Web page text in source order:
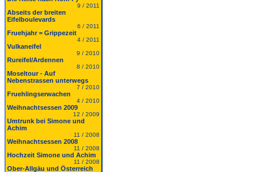
9 / 2011
Abseits der breiten
Eifelboulevards
6 / 2011
Fruehjahr = Grippezeit
4 / 2011
Vulkaneifel
9 / 2010
Rureifel/Ardennen
8 / 2010
Moseltour - Auf
Nebenstrassen unterwegs
7 / 2010
Fruehlingserwachen
4 / 2010
Weihnachtsessen 2009
12 / 2009
Umtrunk bei Simone und
Achim
11 / 2008
Weihnachtsessen 2008
11 / 2008
Hochzeit Simone und Achim
11 / 2008
Ober-Allgäu und Österreich